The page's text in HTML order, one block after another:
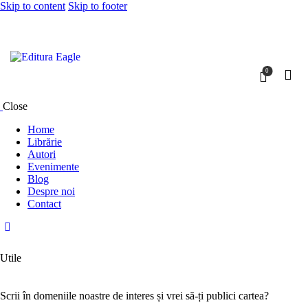
Skip to content Skip to footer
0
Close
Home
Librărie
Autori
Evenimente
Blog
Despre noi
Contact
Utile
Scrii în domeniile noastre de interes și vrei să-ți publici cartea?